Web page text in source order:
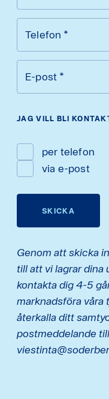
Telefon *
E-post *
JAG VILL BLI
per telefon
via e-post
SKICKA
Genom att skicka
till att vi lagrar dina
kontakta dig 4-5
marknadsföra våra
återkalla ditt
postmeddelande till